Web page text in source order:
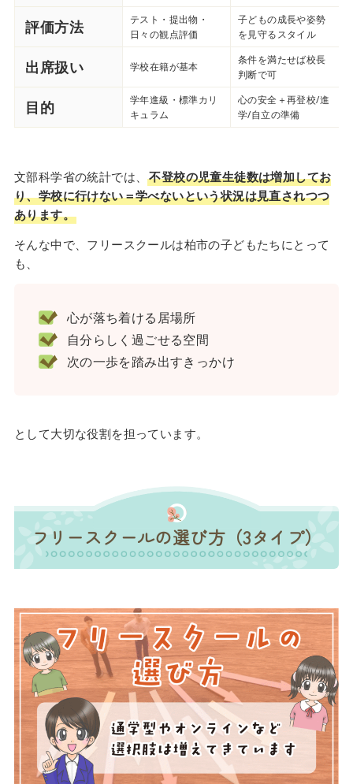
評価方法
テスト・提出物・
日々の観点評価
子どもの成長や姿勢
を見守るスタイル
出席扱い 学校在籍が基本
条件を満たせば校長
判断で可
目的
学年進級・標準カリ
キュラム
心の安全＋再登校/進
学/自立の準備
文部科学省の統計では、不登校の児童生徒数は増加してお
り、学校に行けない＝学べないという状況は見直されつつ
あります。
そんな中で、フリースクールは柏市の子どもたちにとって
も、
心が落ち着ける居場所
自分らしく過ごせる空間
次の一歩を踏み出すきっかけ
として大切な役割を担っています。
フリースクールの選び方（3タイプ）